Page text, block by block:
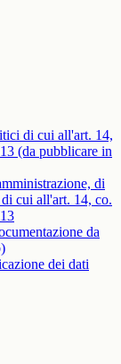
di cui all'art. 14,
(da pubblicare in
di
cui all'art. 14, co.
da
dei dati